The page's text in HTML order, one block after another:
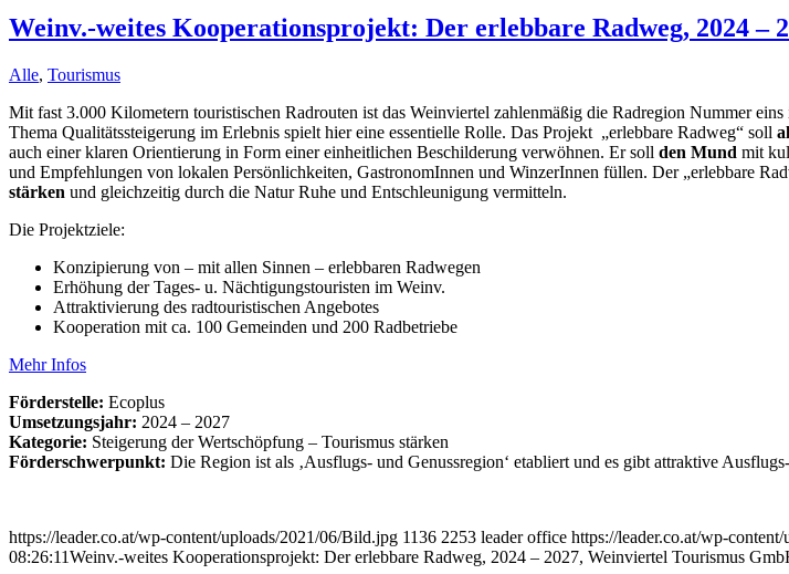
Weinv.-weites Kooperationsprojekt: Der erlebbare Radweg, 2024 –
Alle, Tourismus
Mit fast 3.000 Kilometern touristischen Radrouten ist das Weinviertel zahlenmäßig die Radregion Nummer
Thema Qualitätssteigerung im Erlebnis spielt hier eine essentielle Rolle. Das Projekt „erlebbare Radweg“ soll
auch einer klaren Orientierung in Form einer einheitlichen Beschilderung verwöhnen. Er soll den Mund mit
und Empfehlungen von lokalen Persönlichkeiten, GastronomInnen und WinzerInnen füllen. Der „erlebbare
stärken und gleichzeitig durch die Natur Ruhe und Entschleunigung vermitteln.
Die Projektziele:
Konzipierung von – mit allen Sinnen – erlebbaren Radwegen
Erhöhung der Tages- u. Nächtigungstouristen im Weinv.
Attraktivierung des radtouristischen Angebotes
Kooperation mit ca. 100 Gemeinden und 200 Radbetriebe
Mehr Infos
Förderstelle: Ecoplus
Umsetzungsjahr: 2024 – 2027
Kategorie: Steigerung der Wertschöpfung – Tourismus stärken
Förderschwerpunkt: Die Region ist als ‚Ausflugs- und Genussregion‘ etabliert und es gibt attraktive
https://leader.co.at/wp-content/uploads/2021/06/Bild.jpg 1136 2253 leader office https://leader.co.at/wp-
08:26:11Weinv.-weites Kooperationsprojekt: Der erlebbare Radweg, 2024 – 2027, Weinviertel Tourismus